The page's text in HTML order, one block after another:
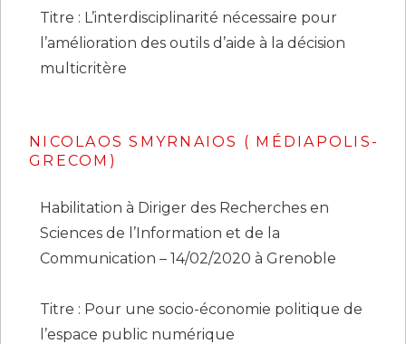
Titre : L’interdisciplinarité nécessaire pour
l’amélioration des outils d’aide à la décision
multicritère
NICOLAOS SMYRNAIOS ( MÉDIAPOLIS-
GRECOM)
Habilitation à Diriger des Recherches en
Sciences de l’Information et de la
Communication – 14/02/2020 à Grenoble
Titre : Pour une socio-économie politique de
l’espace public numérique